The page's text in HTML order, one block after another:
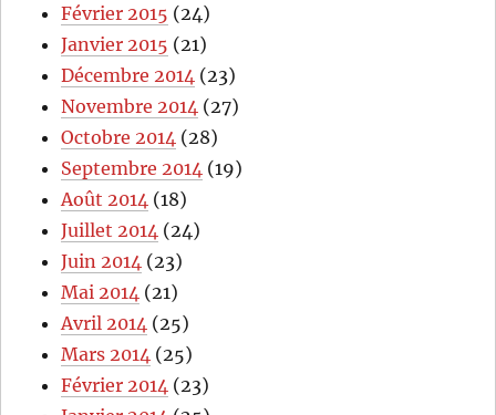
Février 2015 (24)
Janvier 2015 (21)
Décembre 2014 (23)
Novembre 2014 (27)
Octobre 2014 (28)
Septembre 2014 (19)
Août 2014 (18)
Juillet 2014 (24)
Juin 2014 (23)
Mai 2014 (21)
Avril 2014 (25)
Mars 2014 (25)
Février 2014 (23)